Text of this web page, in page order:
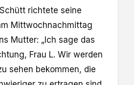
richtete seine
Mittwochnachmittag
Mutter: „Ich sage das
Frau L. Wir werden
sehen bekommen, die